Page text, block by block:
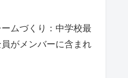
ムづくり：中学校最
がメンバーに含まれ